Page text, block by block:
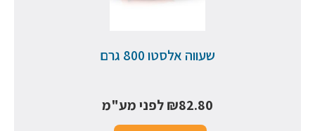
שעווה אלסטו 800 גרם
₪82.80 לפני מע"מ